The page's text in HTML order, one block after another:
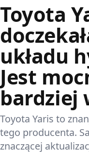
Premiery
Porady
Pozostałe artykuły
Toyota
układu
Jest
bardziej
Toyota Yaris to
tego producenta.
znaczącej